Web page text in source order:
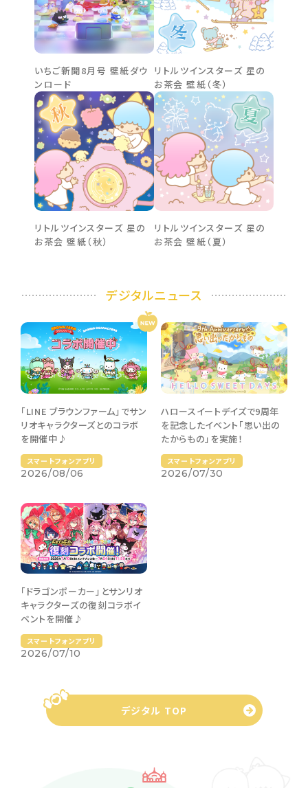
いちご新聞8月号 壁紙ダウ
ンロード
リトルツインスターズ 星の
お茶会 壁紙（冬）
リトルツインスターズ 星の
お茶会 壁紙（秋）
リトルツインスターズ 星の
お茶会 壁紙（夏）
デジタルニュース
「LINE ブラウンファーム」でサン
リオキャラクターズとのコラボ
を開催中♪
スマートフォンアプリ
2026/08/06
ハロースイートデイズで9周年
を記念したイベント「思い出の
たからもの」を実施！
スマートフォンアプリ
2026/07/30
「ドラゴンポーカー」とサンリオ
キャラクターズの復刻コラボイ
ベントを開催♪
スマートフォンアプリ
2026/07/10
デジタル TOP